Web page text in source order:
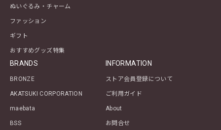
ぬいぐるみ・チャーム
ファッション
ギフト
おすすめグッズ特集
BRANDS
BRONZE
AKATSUKI CORPORATION
maebata
BSS
INFORMATION
ストア会員登録について
ご利用ガイド
About
お問合せ